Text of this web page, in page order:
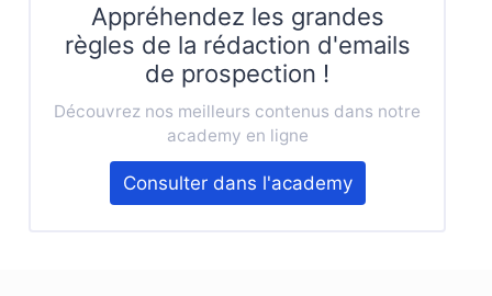
Appréhendez les grandes
règles de la rédaction d'emails
de prospection !
Découvrez nos meilleurs contenus dans notre
academy en ligne
Consulter dans l'academy